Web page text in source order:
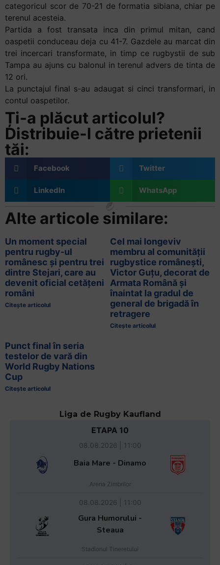
categoricul scor de 70-21 de formatia sibiana, chiar pe
terenul acesteia.
Partida a fost transata inca din primul mitan, cand
oaspetii conduceau deja cu 41-7. Gazdele au marcat din
trei incercari transformate, in timp ce rugbystii de sub
Tampa au ajuns cu balonul in terenul advers de tinta de
12 ori.
La punctajul final s-au adaugat si cinci transformari, in
contul oaspetilor.
Ți-a plăcut articolul?
Distribuie-l către prietenii
tăi:
Facebook Twitter
LinkedIn WhatsApp
Alte articole similare:
Un moment special
pentru rugby-ul
românesc și pentru trei
dintre Stejari, care au
devenit oficial cetățeni
români
Citește articolul
Cel mai longeviv
membru al comunității
rugbystice românești,
Victor Guțu, decorat de
Armata Română și
înaintat la gradul de
general de brigadă în
retragere
Citește articolul
Punct final în seria
testelor de vară din
World Rugby Nations
Cup
Citește articolul
Liga de Rugby Kaufland
ETAPA 10
08.08.2026 | 11:00
Baia Mare - Dinamo
Arena Zimbrilor
08.08.2026 | 11:00
Gura Humorului -
Steaua
Stadionul Tineretului